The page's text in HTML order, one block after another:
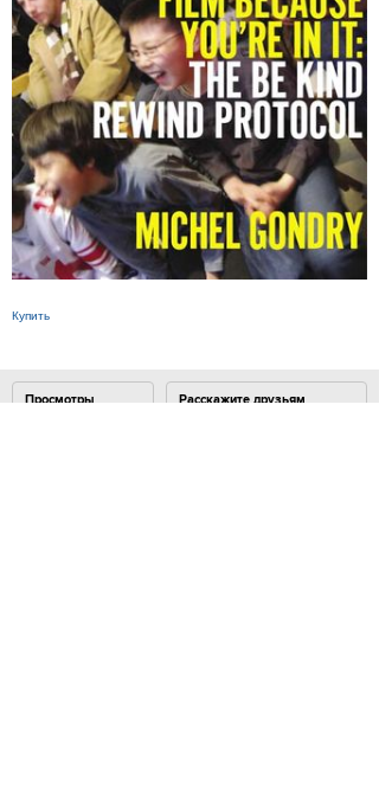
Купить
Просмотры Расскажите друзьям